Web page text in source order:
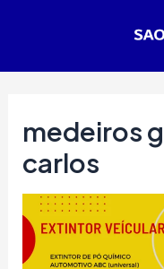
medeiros
carlos